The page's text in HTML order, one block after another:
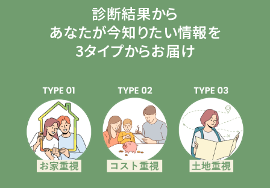
診断結果から
あなたが今知りたい情報を
3タイプからお届け